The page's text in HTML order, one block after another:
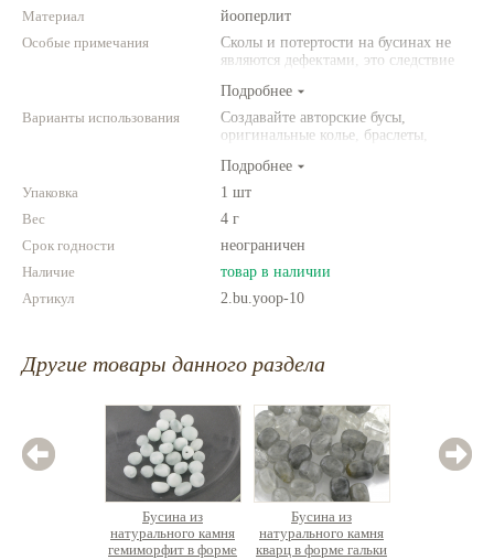
Материал
йооперлит
Особые примечания
Сколы и потертости на бусинах не
являются дефектами, это следствие
природного камня. Цвет и размер
товара может отличаться от
представленных на фото.
Подробнее
Варианты использования
Создавайте авторские бусы,
оригинальные колье, браслеты,
Комбинируйте различные цвета и
размеры. Фантазируйте!
Подробнее
Упаковка
1 шт
Вес
4 г
Срок годности
неограничен
Наличие
товар в наличии
Артикул
2.bu.yoop-10
Другие товары данного раздела
Бусина из
натурального камня
гемиморфит в форме
Бусина из
натурального камня
кварц в форме гальки